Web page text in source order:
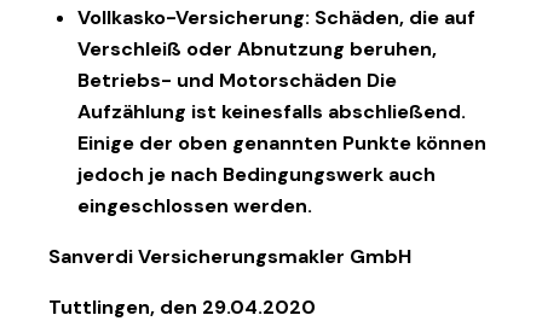
Vollkasko-Versicherung: Schäden, die auf
Verschleiß oder Abnutzung beruhen,
Betriebs- und Motorschäden Die
Aufzählung ist keinesfalls abschließend.
Einige der oben genannten Punkte können
jedoch je nach Bedingungswerk auch
eingeschlossen werden.
Sanverdi Versicherungsmakler GmbH
Tuttlingen, den 29.04.2020